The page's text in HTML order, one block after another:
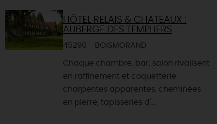
HÔTEL RELAIS & CHATEAUX :
AUBERGE DES TEMPLIERS
45290 - BOISMORAND
Chaque chambre, bar, salon rivalisent
en raffinement et coquetterie :
charpentes apparentes, cheminées
en pierre, tapisseries d'...